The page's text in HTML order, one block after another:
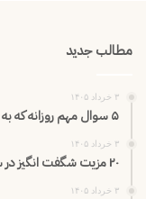
مطالب جدید
۳ خرداد ۱۴۰۵
۵ سوال مهم روزانه که به حمایت عاطفی و ذهنی از او کمک می کند
۳ خرداد ۱۴۰۵
۲۰ مزیت شگفت انگیز در سرکه سیب
۳ خرداد ۱۴۰۵